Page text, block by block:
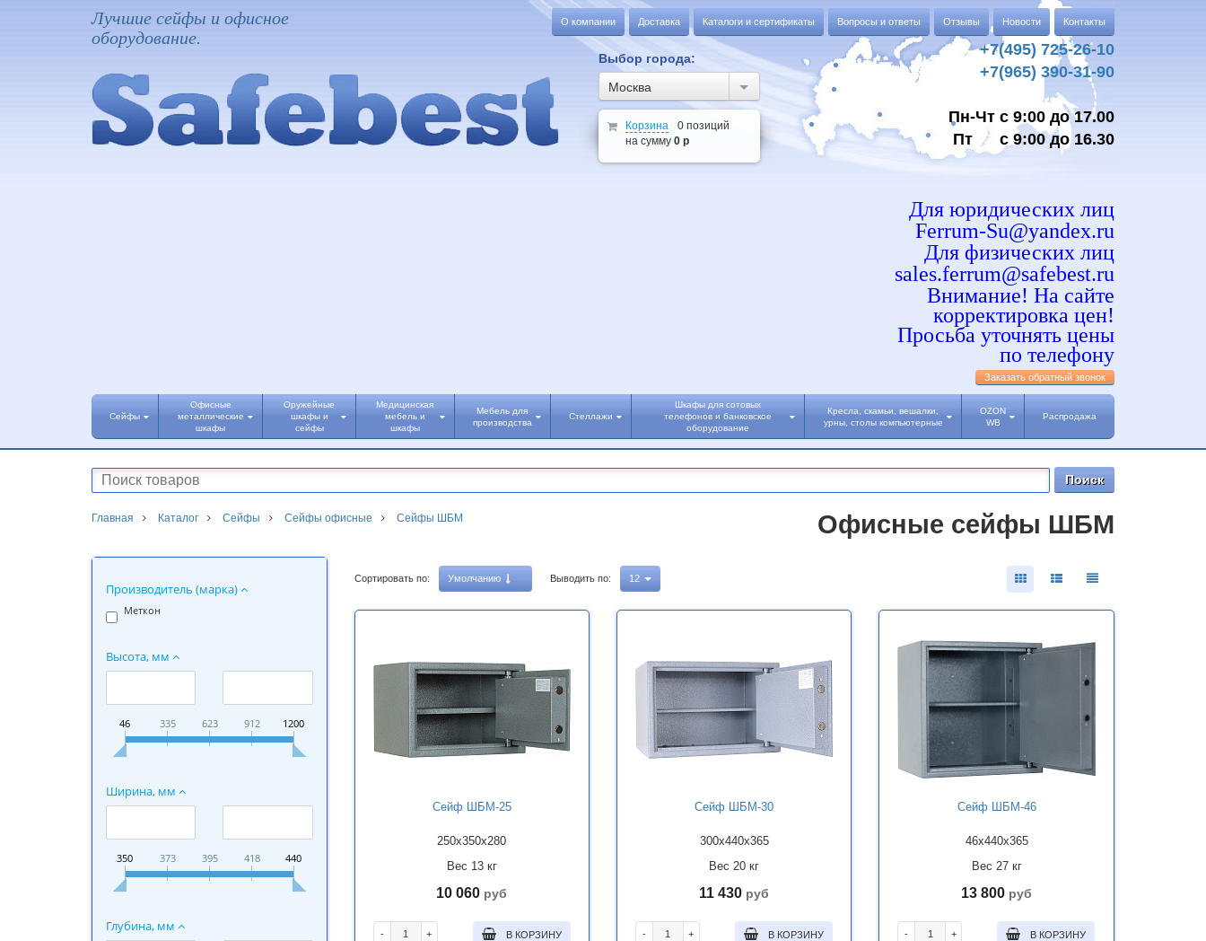
Лучшие сейфы и офисное
оборудование.
О компании Доставка Каталоги и сертификаты Вопросы и ответы Отзывы Новости Контакты
Выбор города:
Москва
Корзина
0 позиций
на сумму 0 р
+7(495) 725-26-10
+7(965) 390-31-90
Пн-Чт с 9:00 до 17.00
Пт с 9:00 до 16.30
Для юридических лиц
Ferrum-Su@yandex.ru
Для физических лиц
sales.ferrum@safebest.ru
Внимание! На сайте
корректировка цен!
Просьба уточнять цены
по телефону
Заказать обратный звонок
Сейфы
Офисные
металлические
шкафы
Оружейные
шкафы и
сейфы
Медицинская
мебель и
шкафы
Мебель для
производства
Стеллажи
Шкафы для сотовых
телефонов и банковское
оборудование
Кресла, скамьи, вешалки,
урны, столы компьютерные
OZON
WB
Распродажа
Главная Каталог Сейфы Сейфы офисные Сейфы ШБМ Офисные сейфы ШБМ
Производитель (марка)
Меткон
Высота, мм
46 335 623 912 1200
Ширина, мм
350 373 395 418 440
Глубина, мм
Сортировать по: Умолчанию Выводить по: 12
Сейф ШБМ-25
250x350x280
Вес 13 кг
10 060 руб
- + В КОРЗИНУ
Сейф ШБМ-30
300x440x365
Вес 20 кг
11 430 руб
- + В КОРЗИНУ
Сейф ШБМ-46
46x440x365
Вес 27 кг
13 800 руб
- + В КОРЗИНУ